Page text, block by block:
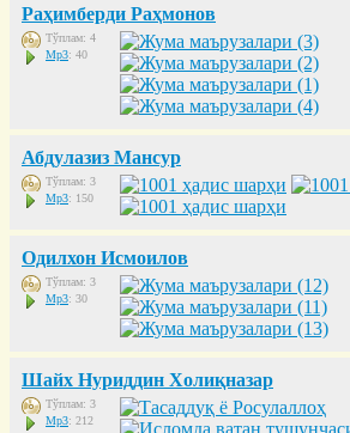
Раҳимберди Раҳмонов
Тўплам: 4
Mp3: 40
Абдулазиз Мансур
Тўплам: 3
Mp3: 150
Одилхон Исмоилов
Тўплам: 3
Mp3: 30
Шайх Нуриддин Холиқназар
Тўплам: 3
Mp3: 212